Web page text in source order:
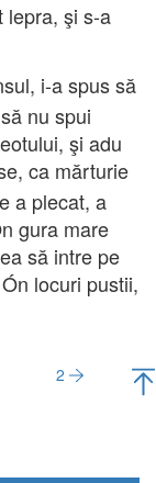
şi s-a
i-a spus să
nu spui
şi adu
ca mărturie
a plecat, a
gura mare
să intre pe
locuri pustii,
2